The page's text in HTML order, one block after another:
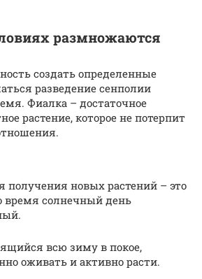
размножаются
создать определенные
разведение сенполии
Фиалка – достаточное
растение, которое не потерпит
новых растений – это
время солнечный день
всю зиму в покое,
оживать и активно расти.